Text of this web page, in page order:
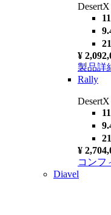
¥
製品詳
Rally
¥
コンフ
Diavel